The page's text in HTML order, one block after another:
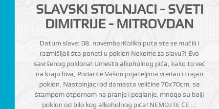
SLAVSKI STOLNJACI - SVETI
DIMITRIJE - MITROVDAN
Datum slave: 08. novembarKoliko puta ste se mučili i
razmišljali šta poneti u poklon Nekome za slavu?! Evo
savršenog poklona! Umesto alkoholnog pića, kako to već
na kraju biva, Podarite Vašim prijateljima vredan i trajan
poklon. Nastolnjaci od damasta veličine 70x70cm, sa
štampom otpornom na pranje i peglanje, mnogo su bolji
poklon od bilo kog alkoholnog pića! NEMOJTE ČE ...